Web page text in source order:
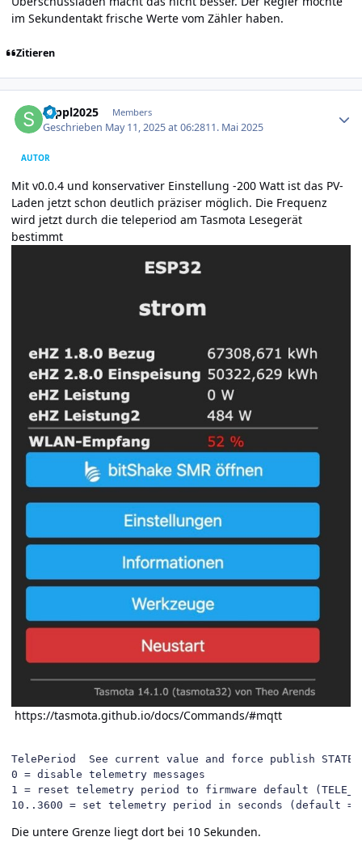
im Sekundentakt frische Werte vom Zähler haben.
Zitieren
seppl2025 Members
Geschrieben May 11, 2025 at 06:2811. Mai 2025
AUTOR
Mit v0.0.4 und konservativer Einstellung -200 Watt ist das PV-
Laden jetzt schon deutlich präziser möglich. Die Frequenz
wird jetzt durch die teleperiod am Tasmota Lesegerät
bestimmt
https://tasmota.github.io/docs/Commands/#mqtt
TelePeriod 	See current value and force publish STATE and SENSOR message
0 = disable telemetry messages
1 = reset telemetry period to firmware default
10..3600 = set telemetry period in seconds (default =
Die untere Grenze liegt dort bei 10 Sekunden.